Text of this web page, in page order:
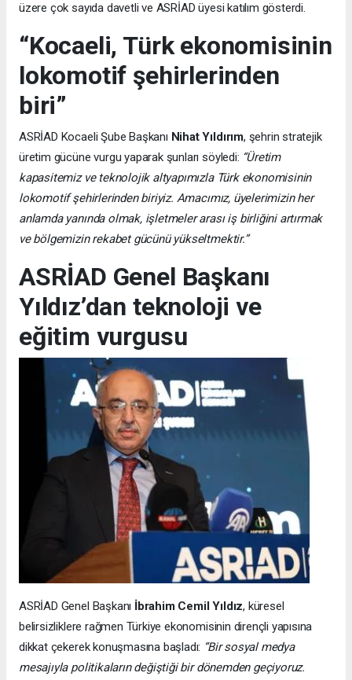
üzere çok sayıda davetli ve ASRİAD üyesi katılım gösterdi.
“Kocaeli, Türk ekonomisinin
lokomotif şehirlerinden
biri”
ASRİAD Kocaeli Şube Başkanı Nihat Yıldırım, şehrin stratejik
üretim gücüne vurgu yaparak şunları söyledi: “Üretim
kapasitemiz ve teknolojik altyapımızla Türk ekonomisinin
lokomotif şehirlerinden biriyiz. Amacımız, üyelerimizin her
anlamda yanında olmak, işletmeler arası iş birliğini artırmak
ve bölgemizin rekabet gücünü yükseltmektir.”
ASRİAD Genel Başkanı
Yıldız’dan teknoloji ve
eğitim vurgusu
ASRİAD Genel Başkanı İbrahim Cemil Yıldız, küresel
belirsizliklere rağmen Türkiye ekonomisinin dirençli yapısına
dikkat çekerek konuşmasına başladı: “Bir sosyal medya
mesajıyla politikaların değiştiği bir dönemden geçiyoruz.